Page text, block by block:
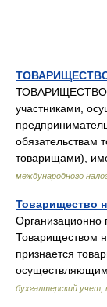
ТОВАРИЩЕСТВО)
участниками,
обязательствам
товарищами),
международного
Товарищество
Организационно
Товариществом
признается
бухгалтерский учет,